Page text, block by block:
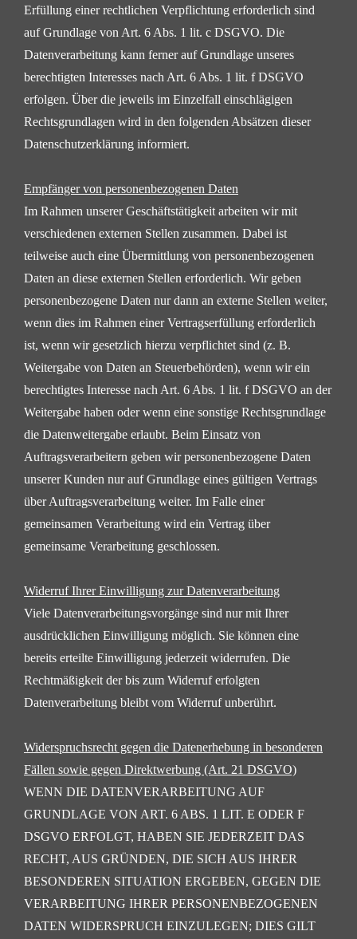
Erfüllung einer rechtlichen Verpflichtung erforderlich sind
auf Grundlage von Art. 6 Abs. 1 lit. c DSGVO. Die
Datenverarbeitung kann ferner auf Grundlage unseres
berechtigten Interesses nach Art. 6 Abs. 1 lit. fDSGVO
erfolgen. Über die jeweils im Einzelfall einschlägigen
Rechtsgrundlagen wird in den folgenden Absätzen dieser
Datenschutzerklärung informiert.
Empfänger von personenbezogenen Daten
Im Rahmen unserer Geschäftstätigkeit arbeiten wir mit
verschiedenen externen Stellen zusammen. Dabei ist
teilweise auch eine Übermittlung von personenbezogenen
Daten an diese externen Stellen erforderlich. Wir geben
personenbezogene Daten nur dann an externe Stellen weiter,
wenn dies im Rahmen einerVertragserfüllung erforderlich
ist, wenn wir gesetzlich hierzu verpflichtet sind (z. B.
Weitergabe von Daten an Steuerbehörden), wenn wir ein
berechtigtes Interesse nach Art. 6 Abs. 1 lit. f DSGVO an der
Weitergabe haben oder wenn eine sonstige Rechtsgrundlage
die Datenweitergabe erlaubt. Beim Einsatz von
Auftragsverarbeitern geben wir personenbezogene Daten
unserer Kunden nur auf Grundlage eines gültigen Vertrags
über Auftragsverarbeitung weiter. Im Falle einer
gemeinsamen Verarbeitung wird ein Vertrag über
gemeinsame Verarbeitung geschlossen.
Widerruf Ihrer Einwilligung zur Datenverarbeitung
Viele Datenverarbeitungsvorgänge sind nur mit Ihrer
ausdrücklichen Einwilligung möglich. Sie können eine
bereits erteilte Einwilligung jederzeit widerrufen. Die
Rechtmäßigkeit der bis zum Widerruf erfolgten
Datenverarbeitung bleibt vom Widerruf unberührt.
Widerspruchsrecht gegen die Datenerhebung in besonderen
Fällen sowie gegen Direktwerbung (Art. 21 DSGVO)
WENN DIE DATENVERARBEITUNG AUF
GRUNDLAGE VON ART. 6 ABS. 1 LIT. E ODER F
DSGVO ERFOLGT, HABEN SIE JEDERZEIT DAS
RECHT, AUS GRÜNDEN, DIE SICH AUS IHRER
BESONDEREN SITUATION ERGEBEN, GEGEN DIE
VERARBEITUNG IHRER PERSONENBEZOGENEN
DATEN WIDERSPRUCH EINZULEGEN; DIES GILT